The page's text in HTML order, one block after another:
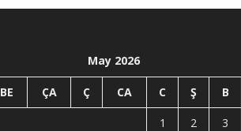
May 2026
BE ÇA Ç CA C Ş B
1 2
3